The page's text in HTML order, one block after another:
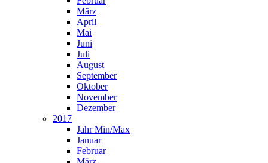
März
April
Mai
Juni
Juli
August
September
Oktober
November
Dezember
2017
Jahr Min/Max
Januar
Februar